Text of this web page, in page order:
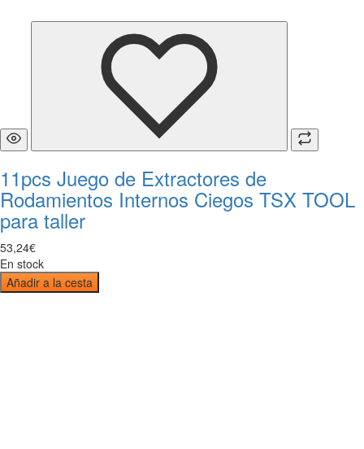
11pcs Juego de Extractores de
Rodamientos Internos Ciegos TSX TOOL
para taller
53,24€
En stock
Añadir a la cesta